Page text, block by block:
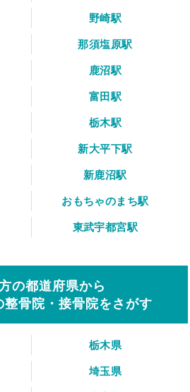
野崎駅
那須塩原駅
鹿沼駅
富田駅
栃木駅
新大平下駅
新鹿沼駅
おもちゃのまち駅
東武宇都宮駅
の都道府県から
整骨院・接骨院をさがす
栃木県
埼玉県